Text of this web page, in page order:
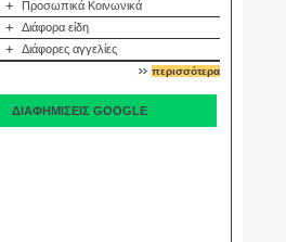
+ Προσωπικά Κοινωνικά
+ Διάφορα είδη
+ Διάφορες αγγελίες
περισσότερα
ΔΙΑΦΗΜΙΣΕΙΣ GOOGLE